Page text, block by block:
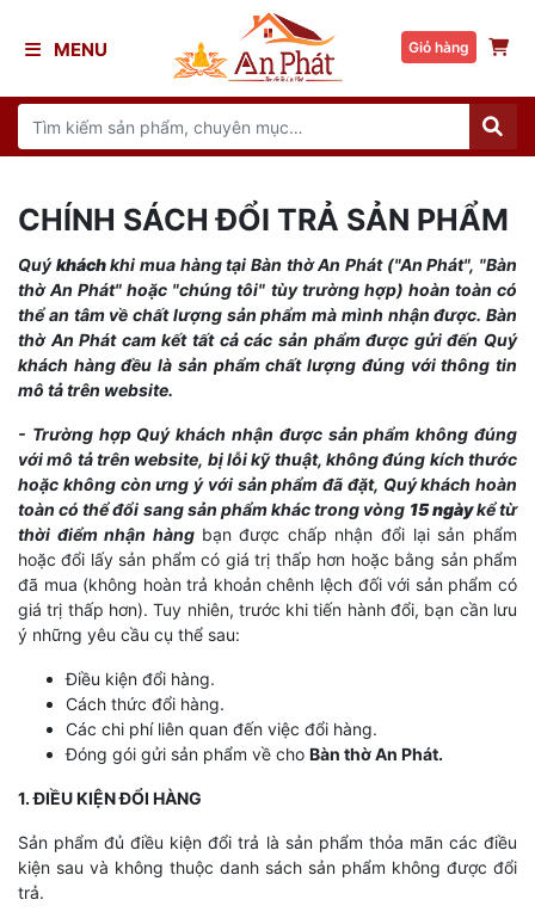
MENU Giỏ hàng
CHÍNH SÁCH ĐỔI TRẢ SẢN PHẨM
Quý kháchkhi mua hàng tại Bàn thờ An Phát ("An Phát", "Bàn
thờ An Phát" hoặc "chúng tôi" tùy trường hợp) hoàn toàn có
thể an tâm về chất lượng sản phẩm mà mình nhận được. Bàn
thờ An Phátcam kết tất cả các sản phẩm được gửi đến Quý
khách hàng đều là sản phẩm chất lượng đúng với thông tin
mô tả trên website.
- Trường hợp Quý khách nhận được sản phẩm không đúng
với mô tả trên website, bị lỗi kỹ thuật, không đúng kích thước
hoặc không còn ưng ý với sản phẩm đã đặt, Quý khách hoàn
toàn có thể đổi sang sản phẩm khác trong vòng 15 ngàykể từ
thời điểm nhận hàng bạn được chấp nhận đổi lại sản phẩm
hoặc đổi lấy sản phẩm có giá trị thấp hơn hoặc bằng sản phẩm
đã mua (không hoàn trả khoản chênh lệch đối với sản phẩm có
giá trị thấp hơn). Tuy nhiên, trước khi tiến hành đổi, bạn cần lưu
ý những yêu cầu cụ thể sau:
Điều kiện đổi hàng.
Cách thức đổi hàng.
Các chi phí liên quan đến việc đổi hàng.
Đóng gói gửi sản phẩm về cho Bàn thờ An Phát.
1. ĐIỀU KIỆN ĐỔI HÀNG
Sản phẩm đủ điều kiện đổi trả là sản phẩm thỏa mãn các điều
kiện sau và không thuộc danh sách sản phẩm không được đổi
trả.